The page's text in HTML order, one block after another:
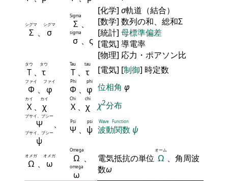
Σ
シグマ
、 σ
シグマ Σ
Sigma
、
σ
sigma
、ς
[化学] σ軌道（結合）
[数学] 数列の和、総和Σ
[統計] 母標準偏差
[電気] 導電率
[物理] 応力・ポアソン比
Τ
タウ
、 τ
タウ
Τ
Tau
、 τ
tau
[電気] [制御] 時定数
Φ
ファイ
、 φ
ファイ
Φ
Phi
、 φ
phi
位相角 φ
Χ
カイ
、 χ
カイ
Χ
Chi
、 χ
chi
χ2分布
Ψ
プサイ、プシー
、
ψ
プサイ、プシー Ψ
Psi
、 ψ
psi
波動関数
Wave Function
ψ
Ω
オメガ
、 ω
オメガ Ω
Omega
、
ω
omega
電気抵抗の単位 Ω
オーム
、角周波
数ω